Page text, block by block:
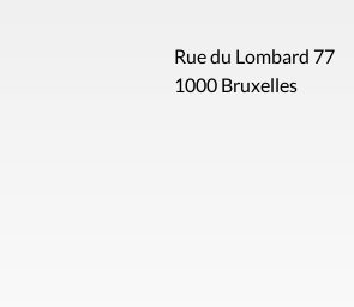
Rue du Lombard 77
1000 Bruxelles